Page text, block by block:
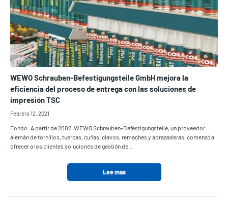
WEWO Schrauben-Befestigungsteile GmbH mejora la
eficiencia del proceso de entrega con las soluciones de
impresión TSC
Febrero 12, 2021
Fondo: A partir de 2002, WEWO Schrauben-Befestigungsteile, un proveedor
alemán de tornillos, tuercas, cuñas, clavos, remaches y abrazaderas, comenzó a
ofrecer a los clientes soluciones de gestión de...
Lee mas